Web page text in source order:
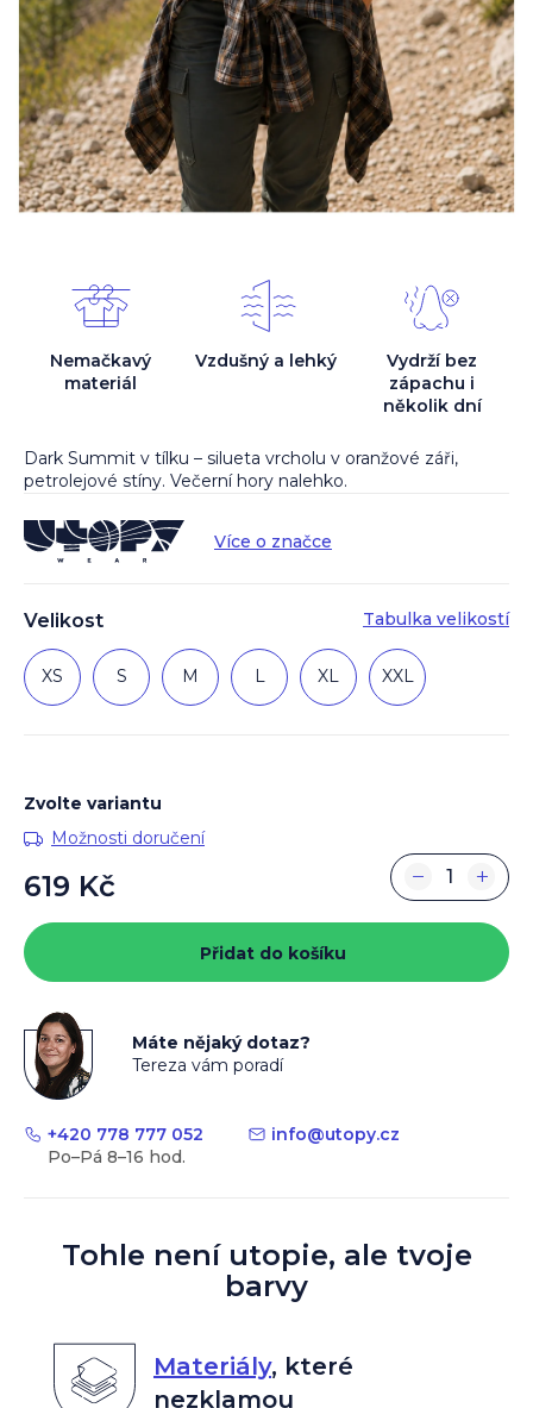
Velikost Tabulka velikostí
XS S M L XL XXL
Dark Summit v tílku – silueta vrcholu v oranžové záři,
petrolejové stíny. Večerní hory nalehko.
Více o značce
Nemačkavý
materiál
Vzdušný a lehký
Vydrží bez
zápachu i
několik dní
Zvolte variantu
Možnosti doručení
619 Kč
cena:
+
−
Přidat do košíku
Máte nějaký dotaz?
Tereza vám poradí
+420 778 777 052 info@utopy.cz
Tohle není utopie, ale tvoje
barvy
Materiály, které
nezklamou